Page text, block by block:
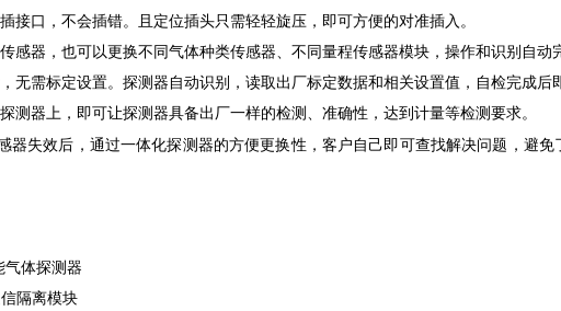
接口，不会插错。且定位插头只需轻轻旋压，即可方便的对准插入。
感器，也可以更换不同气体种类传感器、不同量程传感器模块，操作和识别自动
无需标定设置。探测器自动识别，读取出厂标定数据和相关设置值，自检完成后
测器上，即可让探测器具备出厂一样的检测、准确性，达到计量等检测要求。
失效后，通过一体化探测器的方便更换性，客户自己即可查找解决问题，避免
气体探测器
信隔离模块